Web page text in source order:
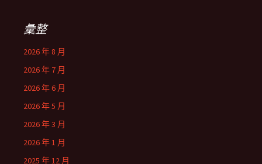
彙整
2026 年 8 月
2026 年 7 月
2026 年 6 月
2026 年 5 月
2026 年 3 月
2026 年 1 月
2025 年 12 月